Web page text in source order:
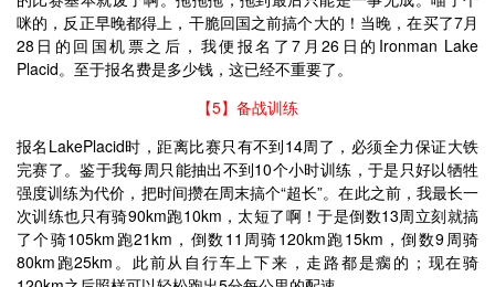
咪的，反正早晚都得上，干脆回国之前搞个大的！当晚，在买了7月
28日的回国机票之后，我便报名了7月26日的Ironman Lake
Placid。至于报名费是多少钱，这已经不重要了。
【5】备战训练
报名LakePlacid时，距离比赛只有不到14周了，必须全力保证大铁
完赛了。鉴于我每周只能抽出不到10个小时训练，于是只好以牺牲
强度训练为代价，把时间攒在周末搞个“超长”。在此之前，我最长一
次训练也只有骑90km跑10km，太短了啊！于是倒数13周立刻就搞
了个骑105km跑21km，倒数11周骑120km跑15km，倒数9周骑
80km跑25km。此前从自行车上下来，走路都是瘸的；现在骑